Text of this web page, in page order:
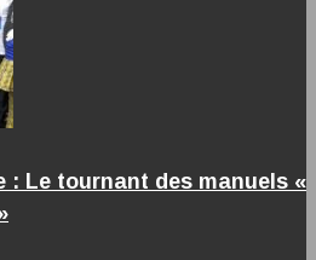
: Le tournant des manuels «